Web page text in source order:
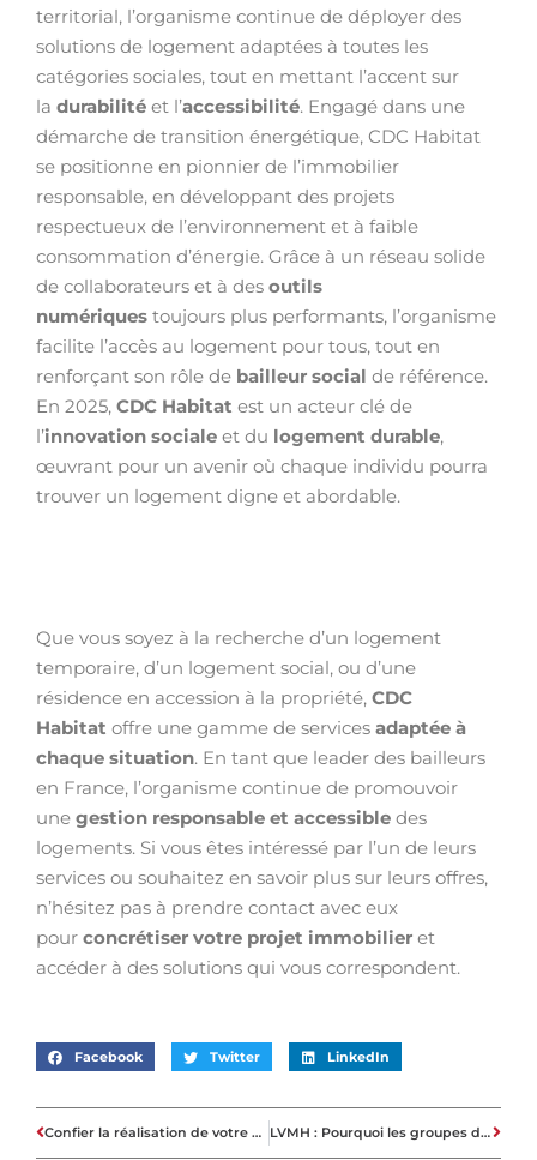
territorial, l’organisme continue de déployer des
solutions de logement adaptées à toutes les
catégories sociales, tout en mettant l’accent sur
la durabilité et l’accessibilité. Engagé dans une
démarche de transition énergétique, CDC Habitat
se positionne en pionnier de l’immobilier
responsable, en développant des projets
respectueux de l’environnement et à faible
consommation d’énergie. Grâce à un réseau solide
de collaborateurs et à des outils
numériques toujours plus performants, l’organisme
facilite l’accès au logement pour tous, tout en
renforçant son rôle de bailleur social de référence.
En 2025, CDC Habitat est un acteur clé de
l’innovation sociale et du logement durable,
œuvrant pour un avenir où chaque individu pourra
trouver un logement digne et abordable.
Que vous soyez à la recherche d’un logement
temporaire, d’un logement social, ou d’une
résidence en accession à la propriété, CDC
Habitat offre une gamme de services adaptée à
chaque situation. En tant que leader des bailleurs
en France, l’organisme continue de promouvoir
une gestion responsable et accessible des
logements. Si vous êtes intéressé par l’un de leurs
services ou souhaitez en savoir plus sur leurs offres,
n’hésitez pas à prendre contact avec eux
pour concrétiser votre projet immobilier et
accéder à des solutions qui vous correspondent.
Facebook Twitter LinkedIn
Confier la réalisation de votre projet immobilier à Meilleurs Agents LVMH : Pourquoi les groupes de luxe sont devenus des promoteurs immobiliers ?